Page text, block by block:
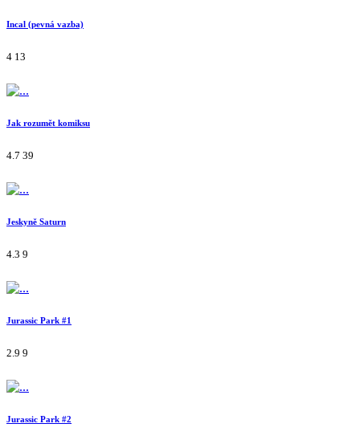
Incal (pevná vazba)
4 13
Jak rozumět komiksu
4.7 39
Jeskyně Saturn
4.3 9
Jurassic Park #1
2.9 9
Jurassic Park #2